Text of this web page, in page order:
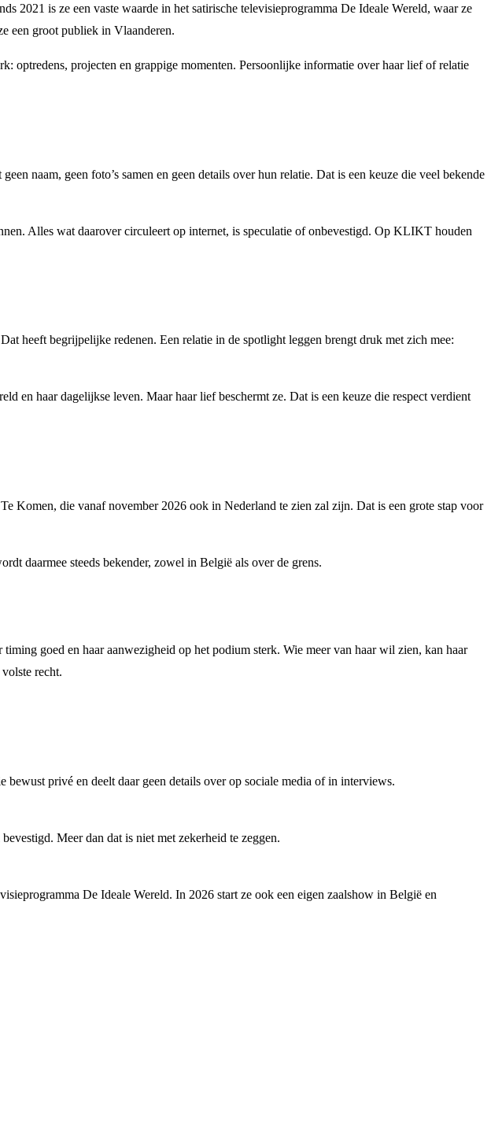
2021 is ze een vaste waarde in het satirische televisieprogramma De Ideale Wereld, waar ze
een groot publiek in Vlaanderen.
optredens, projecten en grappige momenten. Persoonlijke informatie over haar lief of relatie
naam, geen foto’s samen en geen details over hun relatie. Dat is een keuze die veel bekende
Alles wat daarover circuleert op internet, is speculatie of onbevestigd. Op KLIKT houden
heeft begrijpelijke redenen. Een relatie in de spotlight leggen brengt druk met zich mee:
en haar dagelijkse leven. Maar haar lief beschermt ze. Dat is een keuze die respect verdient
Komen, die vanaf november 2026 ook in Nederland te zien zal zijn. Dat is een grote stap voor
daarmee steeds bekender, zowel in België als over de grens.
goed en haar aanwezigheid op het podium sterk. Wie meer van haar wil zien, kan haar
recht.
privé en deelt daar geen details over op sociale media of in interviews.
Meer dan dat is niet met zekerheid te zeggen.
De Ideale Wereld. In 2026 start ze ook een eigen zaalshow in België en